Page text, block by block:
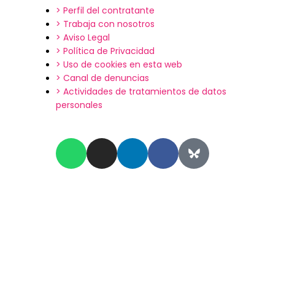
> Perfil del contratante
> Trabaja con nosotros
> Aviso Legal
> Política de Privacidad
> Uso de cookies en esta web
> Canal de denuncias
> Actividades de tratamientos de datos
personales